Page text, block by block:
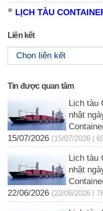
LỊCH TÀU
Liên kết
Tin được quan tâm
Lịch tàu
nhật
15/07/2026 (15/07/2026 |
Lịch tàu
nhật
22/06/2026 (22/06/2026 |